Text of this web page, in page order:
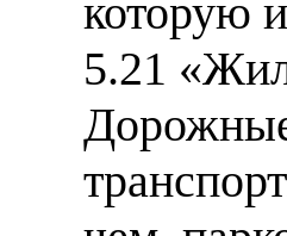
которую
5.21